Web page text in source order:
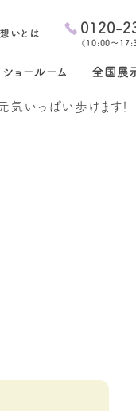
いとは 0120-
（ 10:00～
ショールーム 全国展
気いっぱい歩けます！